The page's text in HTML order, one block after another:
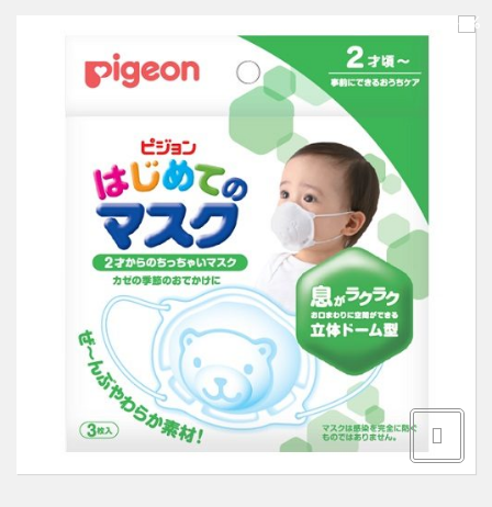
Товары для здоровья
Уход за волосами
Уход за полостью рта
Уход за телом
Уход за лицом
Защита от насекомых
Товары для дома
КАК ОФОРМИТЬ ЗАКАЗ
-5%